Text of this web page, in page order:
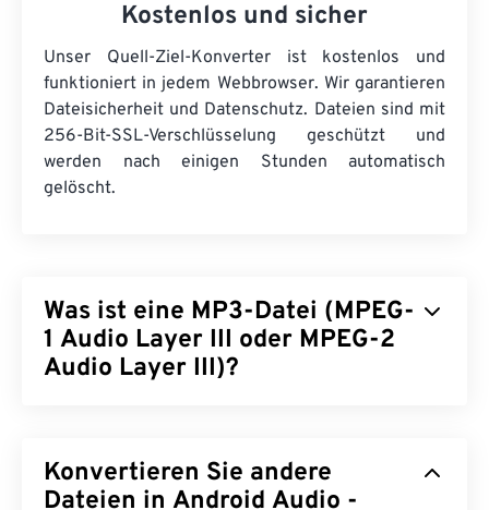
Kostenlos und sicher
Unser Quell-Ziel-Konverter ist kostenlos und
funktioniert in jedem Webbrowser. Wir garantieren
Dateisicherheit und Datenschutz. Dateien sind mit
256-Bit-SSL-Verschlüsselung geschützt und
werden nach einigen Stunden automatisch
gelöscht.
Was ist eine MP3-Datei (MPEG-
1 Audio Layer III oder MPEG-2
Audio Layer III)?
das zumKomprimieren einer Tonfolge
in eine sehr
kleine Datei verwendet wird, um die digitale
Konvertieren Sie andere
Dateien in Android Audio -